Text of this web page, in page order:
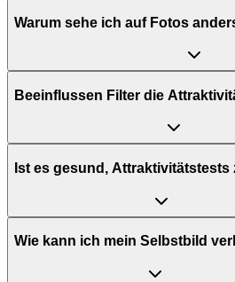
Warum sehe ich auf Fotos
Beeinflussen Filter die
Ist es gesund, Attraktivitätstests
Wie kann ich mein Selbstbild